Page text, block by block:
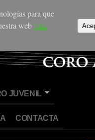
JUVENIL
CONTACTA
para que
webMás